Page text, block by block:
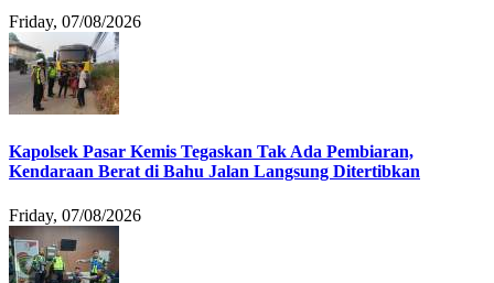
Friday, 07/08/2026
Kapolsek Pasar Kemis Tegaskan Tak Ada Pembiaran,
Kendaraan Berat di Bahu Jalan Langsung Ditertibkan
Friday, 07/08/2026